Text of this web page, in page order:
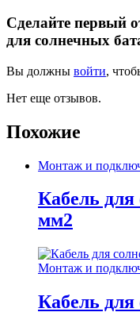
Сделайте первый
для солнечных
Вы должны войти,
Нет еще отзывов.
Похожие
Монтаж и
Кабель для
мм2
Монтаж и
Кабель для